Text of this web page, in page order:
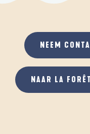
NEEM
NAAR LA